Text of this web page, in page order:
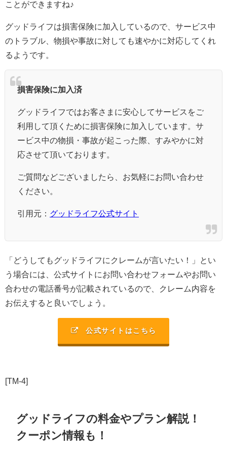
ことができますね♪
グッドライフは損害保険に加入しているので、サービス中
のトラブル、物損や事故に対しても速やかに対応してくれ
るようです。
損害保険に加入済
グッドライフではお客さまに安心してサービスをご
利用して頂くために損害保険に加入しています。サ
ービス中の物損・事故が起こった際、すみやかに対
応させて頂いております。
ご質問などございましたら、お気軽にお問い合わせ
ください。
引用元： グッドライフ公式サイト
「どうしてもグッドライフにクレームが言いたい！」とい
う場合には、公式サイトにお問い合わせフォームやお問い
合わせの電話番号が記載されているので、クレーム内容を
お伝えすると良いでしょう。
公式サイトはこちら
[TM-4]
グッドライフの料金やプラン解説！
クーポン情報も！